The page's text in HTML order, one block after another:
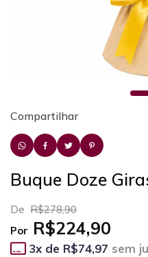
Compartilhar
Buque Doze
De R$278,90
Por R$224,90
3x de R$74,97 sem